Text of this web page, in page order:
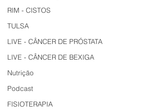
RIM - CISTOS
TULSA
LIVE - CÂNCER DE PRÓSTATA
LIVE - CÂNCER DE BEXIGA
Nutrição
Podcast
FISIOTERAPIA